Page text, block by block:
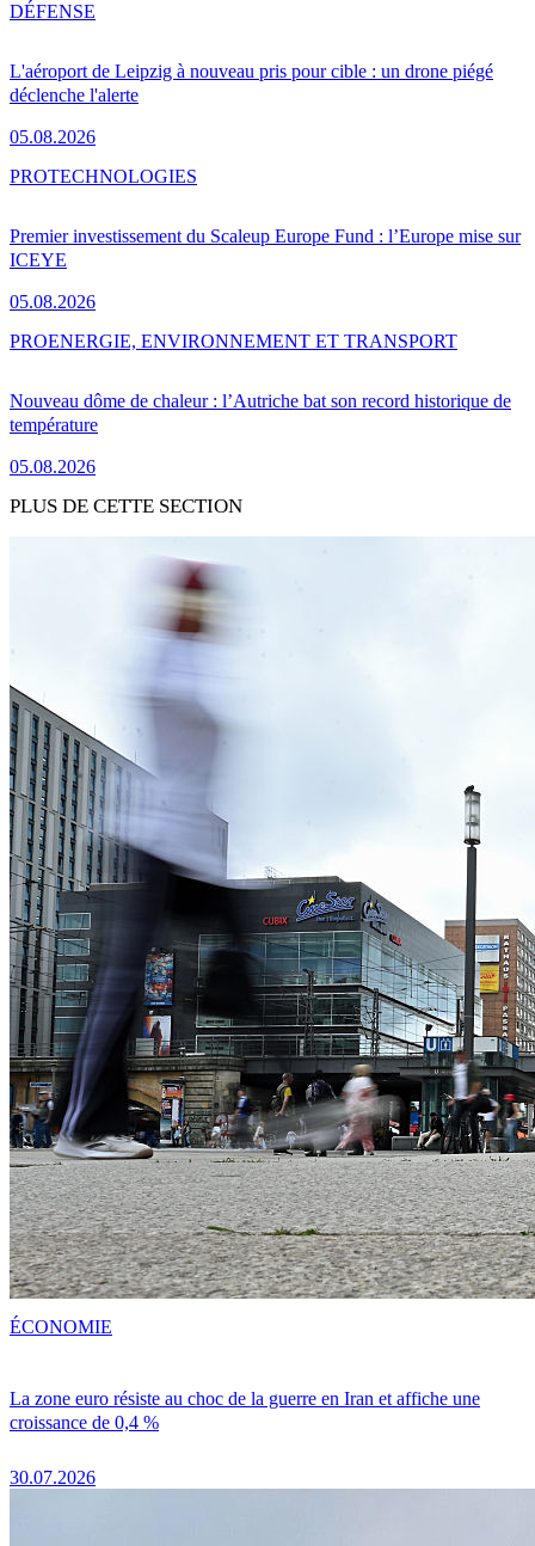
L'aéroport de Leipzig à nouveau pris pour cible : un drone piégé
déclenche l'alerte
05.08.2026
DÉFENSE
Premier investissement du Scaleup Europe Fund : l’Europe mise sur
ICEYE
05.08.2026
PROTECHNOLOGIES
Nouveau dôme de chaleur : l’Autriche bat son record historique de
température
05.08.2026
PROENERGIE, ENVIRONNEMENT ET TRANSPORT
PLUS DE CETTE SECTION
La zone euro résiste au choc de la guerre en Iran et affiche une
croissance de 0,4 %
30.07.2026
ÉCONOMIE